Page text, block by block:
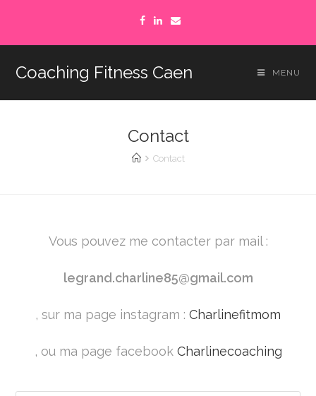
Coaching Fitness Caen MENU
Contact
Contact
Vous pouvez me contacter par mail :
legrand.charline85@gmail.com
, sur ma page instagram : Charlinefitmom
, ou ma page facebook Charlinecoaching